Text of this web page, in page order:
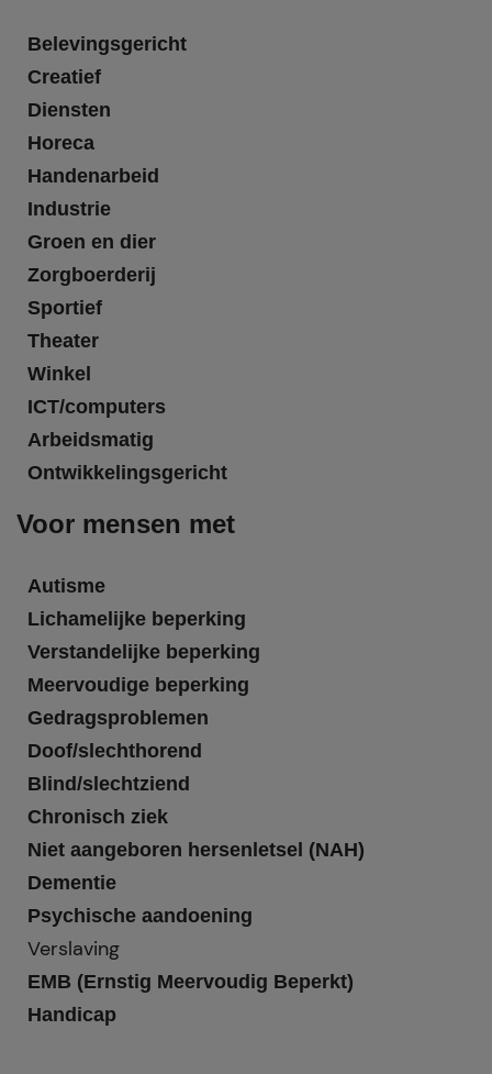
Belevingsgericht
Creatief
Diensten
Horeca
Handenarbeid
Industrie
Groen en dier
Zorgboerderij
Sportief
Theater
Winkel
ICT/computers
Arbeidsmatig
Ontwikkelingsgericht
Voor mensen met
Autisme
Lichamelijke beperking
Verstandelijke beperking
Meervoudige beperking
Gedragsproblemen
Doof/slechthorend
Blind/slechtziend
Chronisch ziek
Niet aangeboren hersenletsel (NAH)
Dementie
Psychische aandoening
Verslaving
EMB (Ernstig Meervoudig Beperkt)
Handicap